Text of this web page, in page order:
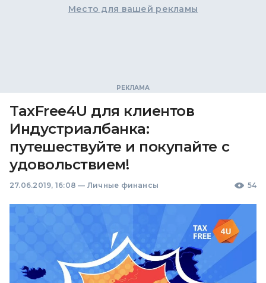
Место для вашей рекламы
TaxFree4U для клиентов
Индустриалбанка:
путешествуйте и покупайте с
удовольствием!
27.06.2019, 16:08 — Личные финансы 54